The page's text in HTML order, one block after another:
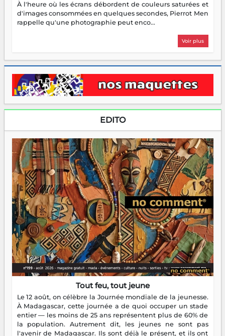
À l'heure où les écrans débordent de couleurs saturées et
d'images consommées en quelques secondes, Pierrot Men
rappelle qu'une photographie peut enco...
Voir plus
EDITO
Tout feu, tout jeune
Le 12 août, on célèbre la Journée mondiale de la jeunesse.
À Madagascar, cette journée a de quoi occuper un stade
entier — les moins de 25 ans représentent plus de 60% de
la population. Autrement dit, les jeunes ne sont pas
l'avenir de Madagascar. Ils sont déjà le présent, et ils ont